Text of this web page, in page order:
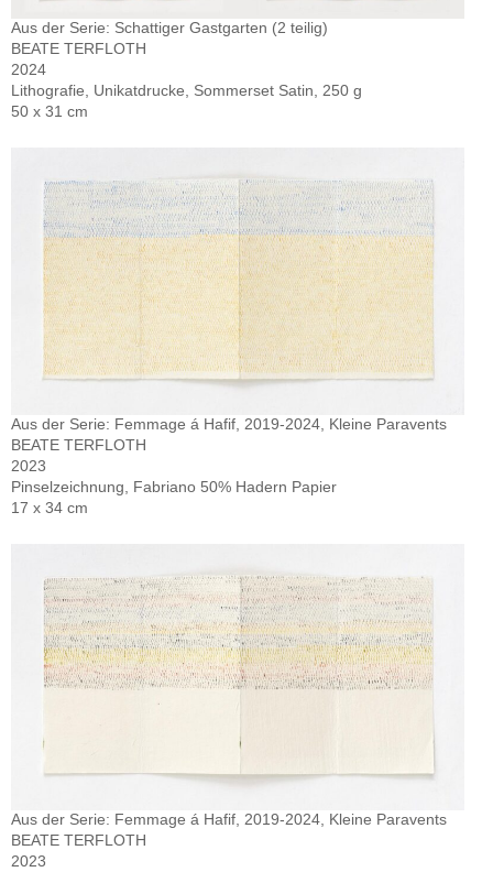
Aus der Serie: Schattiger Gastgarten (2 teilig)
BEATE TERFLOTH
2024
Lithografie, Unikatdrucke, Sommerset Satin, 250 g
50 x 31 cm
Aus der Serie: Femmage á Hafif, 2019-2024, Kleine Paravents
BEATE TERFLOTH
2023
Pinselzeichnung, Fabriano 50% Hadern Papier
17 x 34 cm
Aus der Serie: Femmage á Hafif, 2019-2024, Kleine Paravents
BEATE TERFLOTH
2023